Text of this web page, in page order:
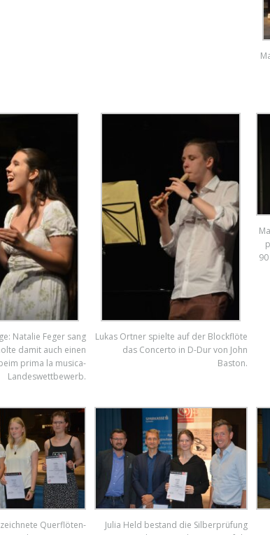
Natalie Feger sang
damit auch einen
prima la musica-
Landeswettbewerb.
Lukas Ortner spielte auf der Blockflöte
das Concerto in D-Dur von John
Baston.
Querflöten-
Julia Held bestand die Silberprüfung